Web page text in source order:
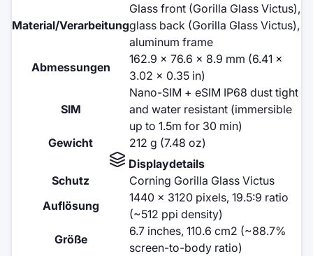
Material/Verarbeitung
Glass front (Gorilla Glass Victus),
glass back (Gorilla Glass Victus),
aluminum frame
Abmessungen
162.9 x 76.6 x 8.9 mm (6.41 x
3.02 x 0.35 in)
SIM
Nano-SIM + eSIM IP68 dust tight
and water resistant (immersible
up to 1.5m for 30 min)
Gewicht
212 g (7.48 oz)
Displaydetails
Schutz
Corning Gorilla Glass Victus
Auflösung
1440 x 3120 pixels, 19.5:9 ratio
(~512 ppi density)
Größe
6.7 inches, 110.6 cm2 (~88.7%
screen-to-body ratio)